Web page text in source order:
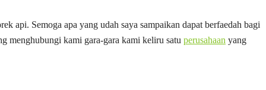
api. Semoga apa yang udah saya sampaikan dapat berfaedah bagi
menghubungi kami gara-gara kami keliru satu perusahaan yang